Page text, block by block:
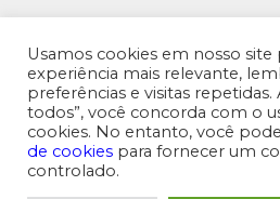
MENU SUPERIOR
Usamos cookies em nosso site
experiência mais relevante,
preferências e visitas repetidas.
todos”, você concorda com o
cookies. No entanto, você pode
de cookies para fornecer um
controlado.